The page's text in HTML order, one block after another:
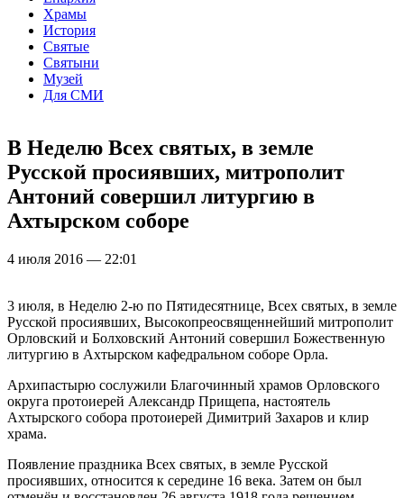
Храмы
История
Святые
Святыни
Музей
Для СМИ
В Неделю Всех святых, в земле
Русской просиявших, митрополит
Антоний совершил литургию в
Ахтырском соборе
4 июля 2016 — 22:01
3 июля, в Неделю 2-ю по Пятидесятнице, Всех святых, в земле
Русской просиявших, Высокопреосвященнейший митрополит
Орловский и Болховский Антоний совершил Божественную
литургию в Ахтырском кафедральном соборе Орла.
Архипастырю сослужили Благочинный храмов Орловского
округа протоиерей Александр Прищепа, настоятель
Ахтырского собора протоиерей Димитрий Захаров и клир
храма.
Появление праздника Всех святых, в земле Русской
просиявших, относится к середине 16 века. Затем он был